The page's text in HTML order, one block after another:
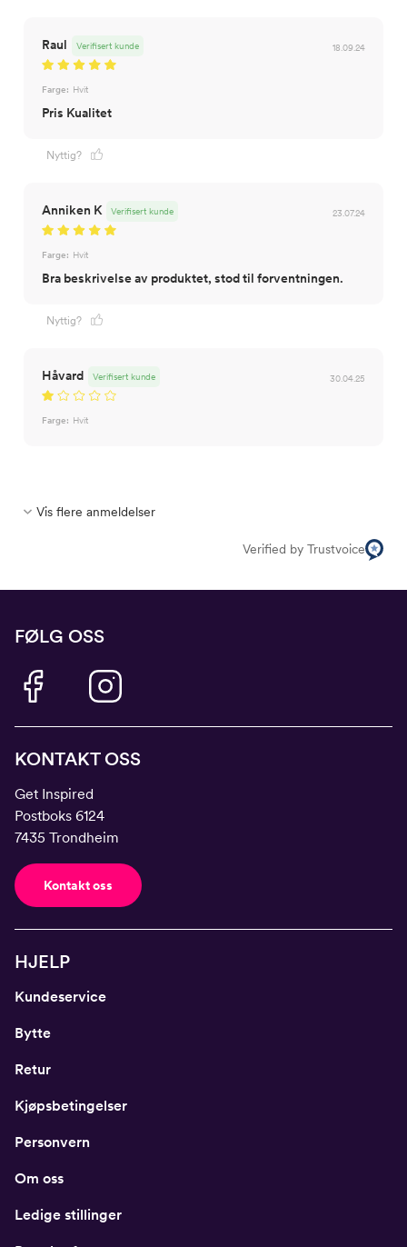
Raul 18.09.24
Verifisert kunde
Farge: Hvit
Pris Kualitet
Nyttig?
Anniken K 23.07.24
Verifisert kunde
Farge: Hvit
Bra beskrivelse av produktet, stod til forventningen.
Nyttig?
Håvard 30.04.25
Verifisert kunde
Farge: Hvit
Vis flere anmeldelser
Verified by Trustvoice
FØLG OSS
KONTAKT OSS
Get Inspired
Postboks 6124
7435 Trondheim
Kontakt oss
HJELP
Kundeservice
Bytte
Retur
Kjøpsbetingelser
Personvern
Om oss
Ledige stillinger